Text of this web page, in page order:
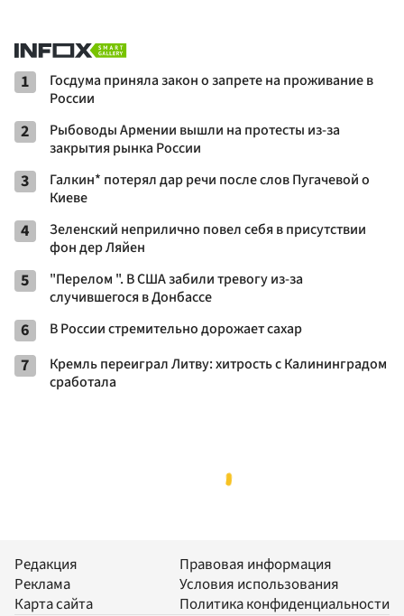
1
Госдума приняла закон о запрете на проживание в
России
2
Рыбоводы Армении вышли на протесты из-за
закрытия рынка России
3
Галкин* потерял дар речи после слов Пугачевой о
Киеве
4
Зеленский неприлично повел cебя в присутствии
фон дер Ляйен
5
"Перелом ". В США забили тревогу из-за
случившегося в Донбассе
6 В России стремительно дорожает сахар
7
Кремль переиграл Литву: хитрость с Калининградом
сработала
Редакция
Реклама
Карта сайта
Правовая информация
Условия использования
Политика конфиденциальности